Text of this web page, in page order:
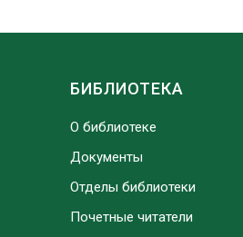
БИБЛИОТЕКА
О библиотеке
Документы
Отделы библиотеки
Почетные читатели